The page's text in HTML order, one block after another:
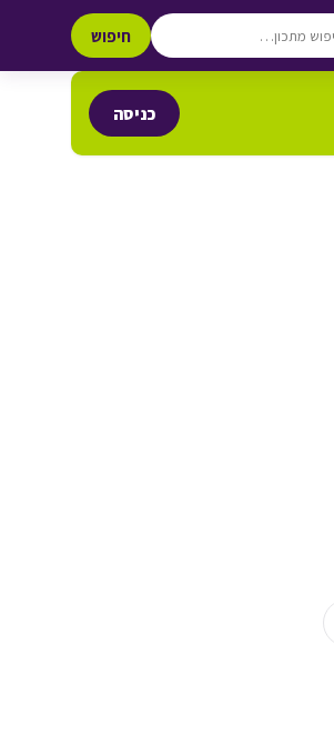
חיפוש
כניסה